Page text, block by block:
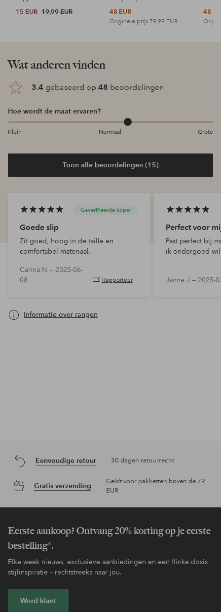
15 EUR 19,99 EUR
48 EUR
Originele prijs 79,99 EUR
48
Wat anderen vinden
3.4 gebaseerd op 48 beoordelingen
Hoe wordt de maat ervaren?
Klein Normaal Grote
Toon alle beoordelingen (15)
Geverifieerde koper
Goede slip
Zit goed, hoog in de taille en
comfortabel materiaal.
Carina N — 2025-06-
08
Rapporteer
Perfect voor
Past perfect bij
ik ondergoed
Janne J — 2025-
Informatie over rangen
Eenvoudige retour 30 dagen retourrecht
Gratis verzending
Geldt voor pakketten boven de 79
EUR
Eerste aankoop? Ontvang 20% korting op je eerste
bestelling*.
Elke week nieuws, exclusieve aanbiedingen en een flinke dosis
stijlinspiratie – rechtstreeks naar jou.
Word klant